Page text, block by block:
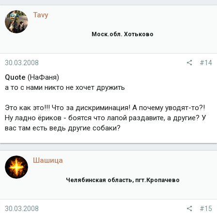
Tavy
Моск.обл. Хотьково
30.03.2008 #14
Quote (НаФаня)
а то с нами никто не хочет дружить
Это как это!!! Что за дискриминация! А почему уводят-то?!
Ну ладно ёриков - боятся что лапой раздавите, а другие? У
вас там есть ведь другие собаки?
Шашица
Челябинская область, пгт.Кропачево
30.03.2008 #15